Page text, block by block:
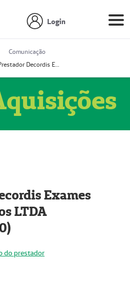
Login
Comunicação
Prestador Decordis Exames Cardiológicos LTDA (51004346-0)
Exames
LTDA
do prestador